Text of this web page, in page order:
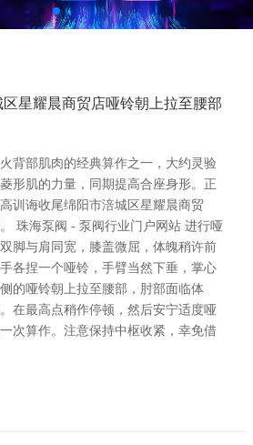
星耀晨商贸店哑铃朝上拉至腰部
背部肌肉的经典算作之一，大约灵验
形肌的力量，同期提高合座身形。正
训诲收尾绵阳市涪城区星耀晨商贸
珠海泵阀 - 泵阀行业门户网站 进行哑
脚与肩同宽，膝盖微屈，体魄稍许前
各捏一个哑铃，手臂当然下垂，掌心
的哑铃朝上拉至腰部，肘部面临体
在最高点稍作停顿，然后安宁适度哑
次算作。注意保持中枢收紧，幸免借